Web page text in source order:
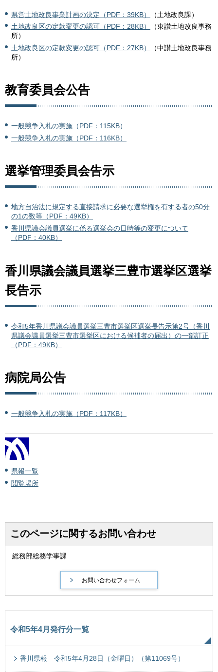
県営土地改良事業計画の決定（PDF：39KB）
（土地改良課）
土地改良区の定款変更の認可（PDF：28KB）
（東讃土地改良事務
所）
土地改良区の定款変更の認可（PDF：27KB）
（中讃土地改良事務
所）
教育委員会公告
一般競争入札の実施（PDF：115KB）
一般競争入札の実施（PDF：116KB）
選挙管理委員会告示
地方自治法に規定する直接請求に必要な選挙権を有する者の50分
の1の数等（PDF：49KB）
香川県議会議員選挙に係る選挙会の日時等の変更について
（PDF：40KB）
香川県議会議員選挙三豊市選挙区選挙
長告示
令和5年香川県議会議員選挙三豊市選挙区選挙長告示第2号（香川
県議会議員選挙三豊市選挙区における候補者の届出）の一部訂正
（PDF：49KB）
病院局公告
一般競争入札の実施（PDF：117KB）
県報一覧
閲覧場所
このページに関するお問い合わせ
総務部総務学事課
令和5年4月発行分一覧
香川県報 令和5年4月28日（金曜日）（第11069号）